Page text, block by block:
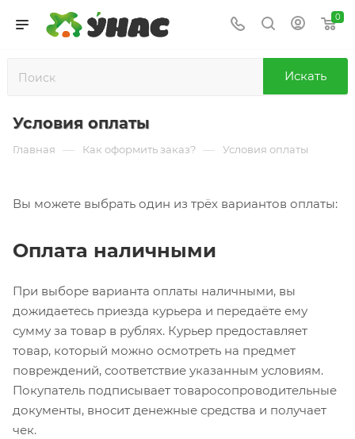
0
Искать
Условия оплаты
Главная — Как оформить заказ? — Условия оплаты
Вы можете выбрать один из трёх вариантов оплаты:
Оплата наличными
При выборе варианта оплаты наличными, вы
дожидаетесь приезда курьера и передаёте ему
сумму за товар в рублях. Курьер предоставляет
товар, который можно осмотреть на предмет
повреждений, соответствие указанным условиям.
Покупатель подписывает товаросопроводительные
документы, вносит денежные средства и получает
чек.